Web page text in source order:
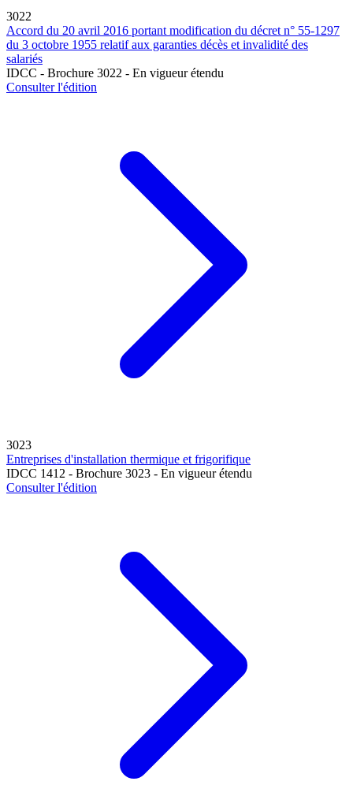
3022
Accord du 20 avril 2016 portant modification du décret n° 55-1297
du 3 octobre 1955 relatif aux garanties décès et invalidité des
salariés
IDCC - Brochure 3022 - En vigueur étendu
Consulter l'édition
3023
Entreprises d'installation thermique et frigorifique
IDCC 1412 - Brochure 3023 - En vigueur étendu
Consulter l'édition